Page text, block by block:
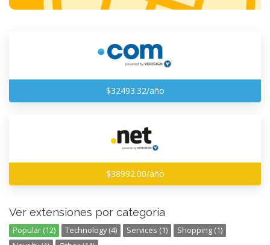
$32493.32/año
$38992.00/año
Ver extensiones por categoría
Popular (12) Technology (4) Services (1)
Shopping (1)